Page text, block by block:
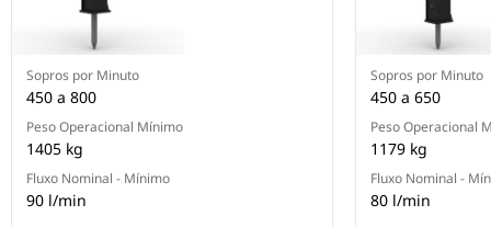
Sopros por Minuto
450 a 800
Peso Operacional Mínimo
1405 kg
Fluxo Nominal - Mínimo
90 l/min
Sopros por Minuto
450 a 650
Peso Operacional
1179 kg
Fluxo Nominal -
80 l/min